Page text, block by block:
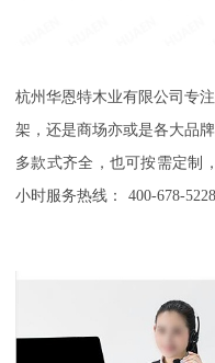
杭州华恩特木业有限公司专
架，还是商场亦或是各大品
多款式齐全，也可按需定制
小时服务热线：
400-678-